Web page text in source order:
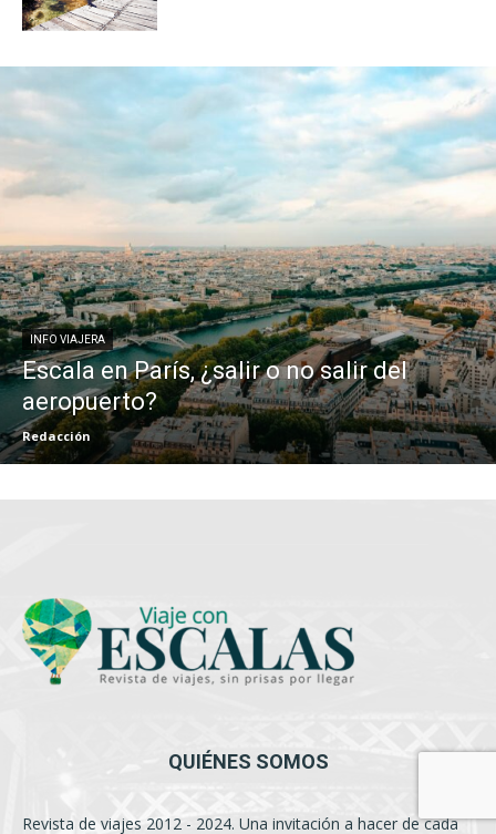
INFO VIAJERA
Escala en París, ¿salir o no salir del
aeropuerto?
Redacción
QUIÉNES SOMOS
Revista de viajes 2012 - 2024. Una invitación a hacer de cada